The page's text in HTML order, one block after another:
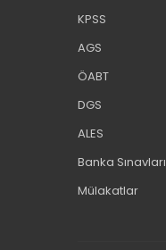
KPSS
AGS
ÖABT
DGS
ALES
Banka Sınavları
Mülakatlar